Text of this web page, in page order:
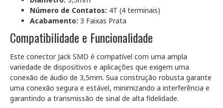
Número de Contatos: 4T (4 terminais)
Acabamento: 3 Faixas Prata
Compatibilidade e Funcionalidade
Este conector Jack SMD é compatível com uma ampla
variedade de dispositivos e aplicações que exigem uma
conexão de áudio de 3,5mm. Sua construção robusta garante
uma conexão segura e estável, minimizando a interferência e
garantindo a transmissão de sinal de alta fidelidade.